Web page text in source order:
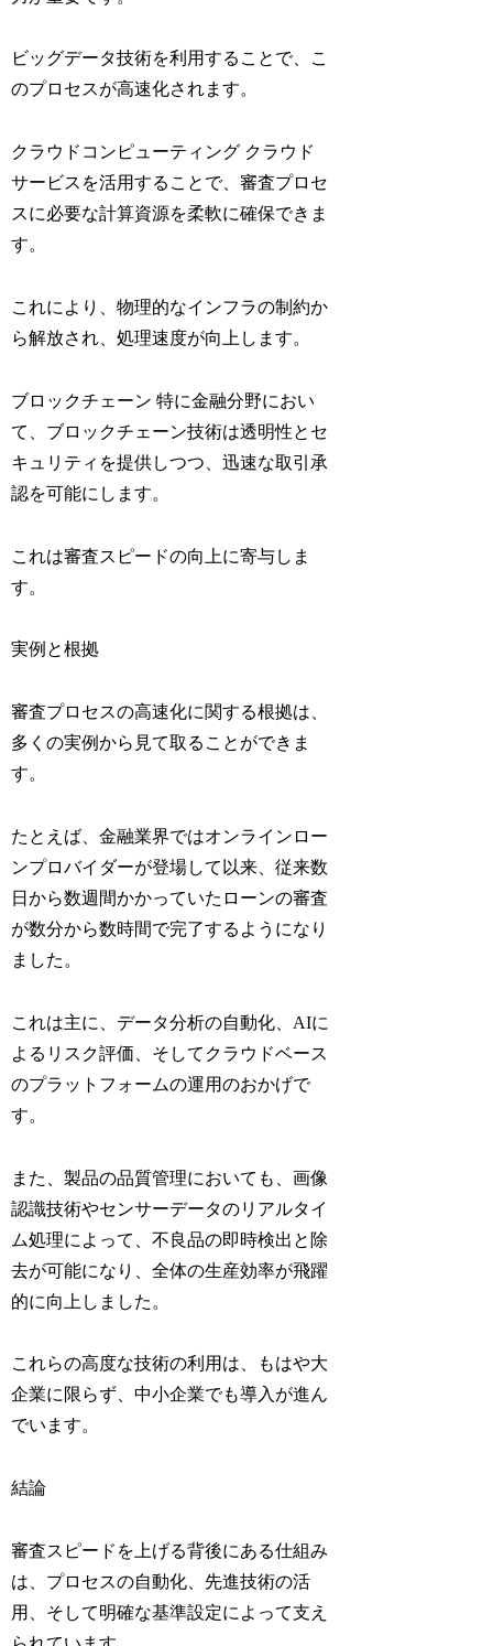
ビッグデータ技術を利用することで、こ
のプロセスが高速化されます。
クラウドコンピューティング クラウド
サービスを活用することで、審査プロセ
スに必要な計算資源を柔軟に確保できま
す。
これにより、物理的なインフラの制約か
ら解放され、処理速度が向上します。
ブロックチェーン 特に金融分野におい
て、ブロックチェーン技術は透明性とセ
キュリティを提供しつつ、迅速な取引承
認を可能にします。
これは審査スピードの向上に寄与しま
す。
実例と根拠
審査プロセスの高速化に関する根拠は、
多くの実例から見て取ることができま
す。
たとえば、金融業界ではオンラインロー
ンプロバイダーが登場して以来、従来数
日から数週間かかっていたローンの審査
が数分から数時間で完了するようになり
ました。
これは主に、データ分析の自動化、AIに
よるリスク評価、そしてクラウドベース
のプラットフォームの運用のおかげで
す。
また、製品の品質管理においても、画像
認識技術やセンサーデータのリアルタイ
ム処理によって、不良品の即時検出と除
去が可能になり、全体の生産効率が飛躍
的に向上しました。
これらの高度な技術の利用は、もはや大
企業に限らず、中小企業でも導入が進ん
でいます。
結論
審査スピードを上げる背後にある仕組み
は、プロセスの自動化、先進技術の活
用、そして明確な基準設定によって支え